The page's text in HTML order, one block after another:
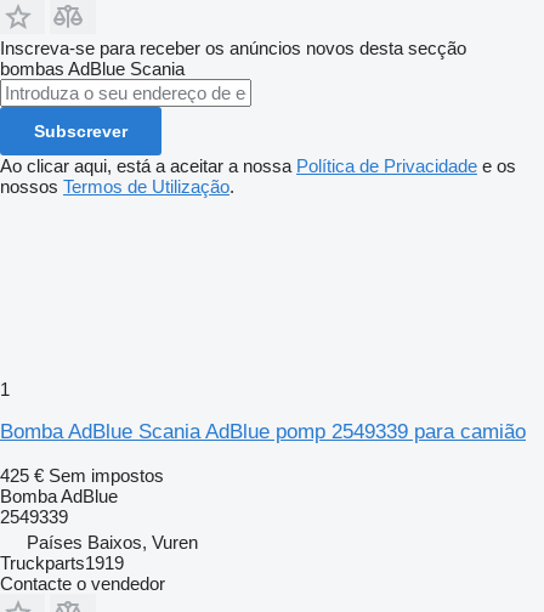
Inscreva-se para receber os anúncios novos desta secção
bombas AdBlue Scania
Subscrever
Ao clicar aqui, está a aceitar a nossa Política de Privacidade e os
nossos Termos de Utilização.
1
Bomba AdBlue Scania AdBlue pomp 2549339 para camião
425 € Sem impostos
Bomba AdBlue
2549339
Países Baixos, Vuren
Truckparts1919
Contacte o vendedor